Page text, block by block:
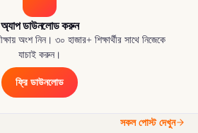
অ্যাপ ডাউনলোড করুন
অংশ নিন। ৩০ হাজার+ শিক্ষার্থীর সাথে নিজেকে
যাচাই করুন।
ফ্রি ডাউনলোড
সকল পোস্ট দেখুন